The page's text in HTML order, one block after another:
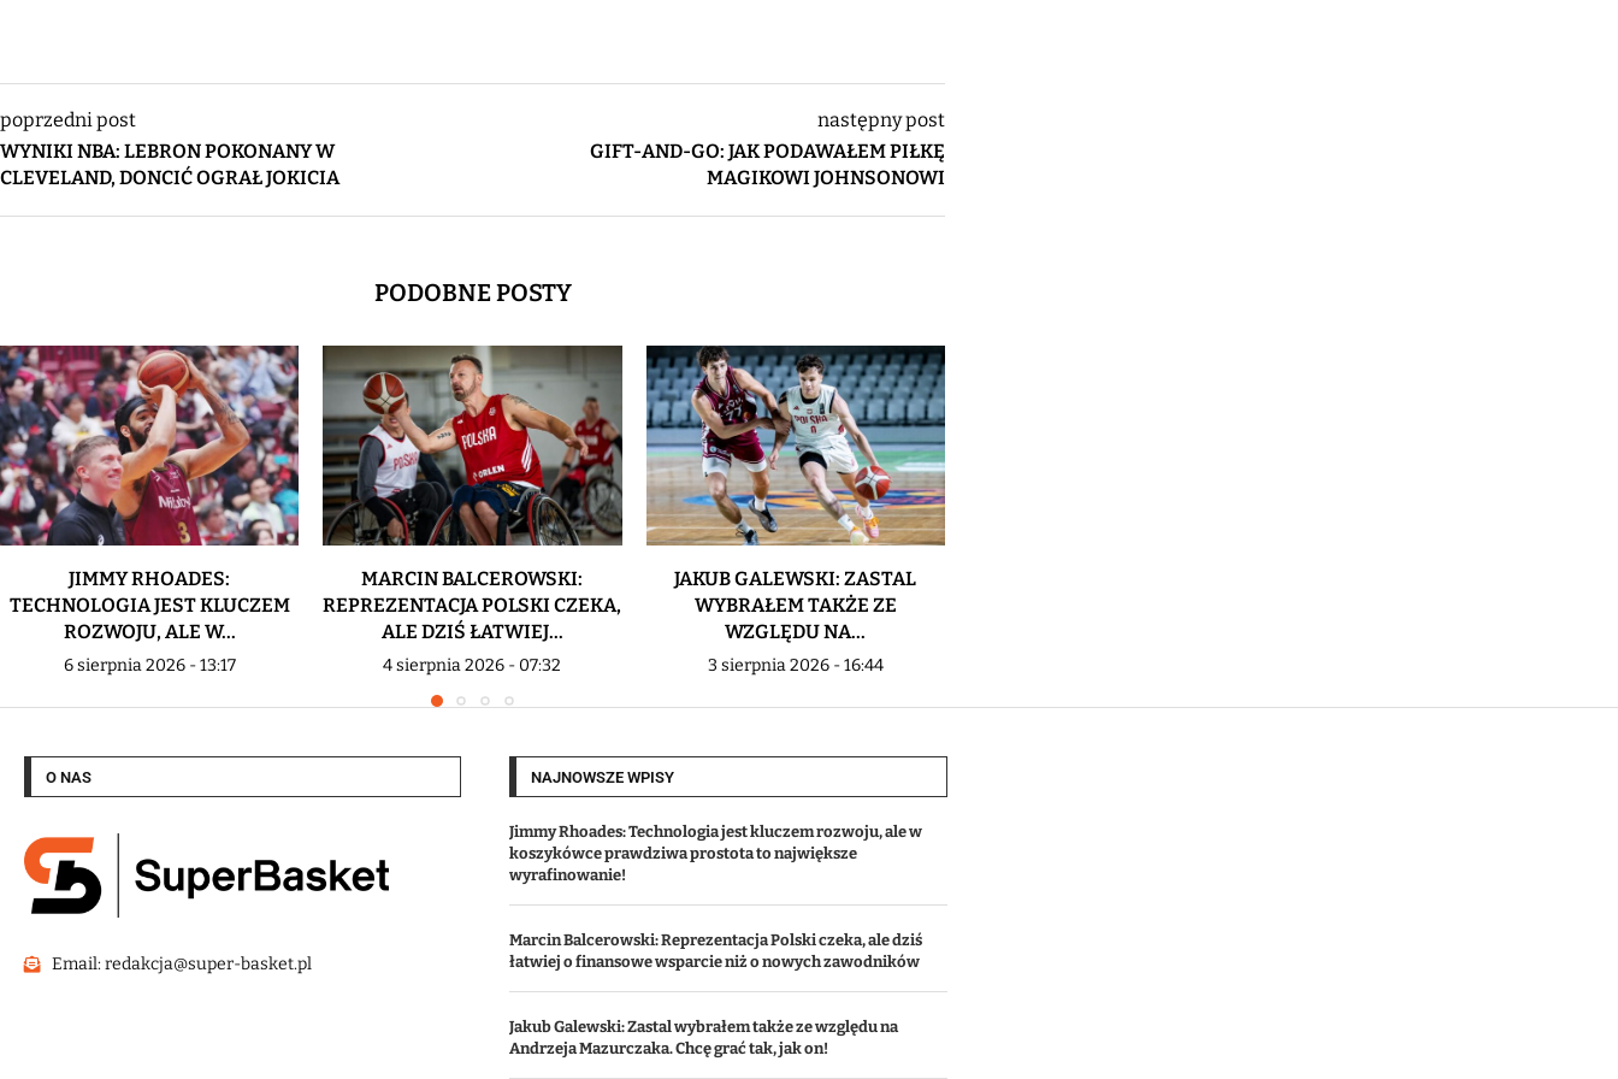
poprzedni post
WYNIKI NBA: LEBRON POKONANY W
CLEVELAND, DONCIĆ OGRAŁ JOKICIA
następny post
GIFT-AND-GO: JAK PODAWAŁEM PIŁKĘ
MAGIKOWI JOHNSONOWI
PODOBNE POSTY
JIMMY RHOADES:
TECHNOLOGIA JEST KLUCZEM
ROZWOJU, ALE W...
6 sierpnia 2026 - 13:17
MARCIN BALCEROWSKI:
REPREZENTACJA POLSKI CZEKA,
ALE DZIŚ ŁATWIEJ...
4 sierpnia 2026 - 07:32
JAKUB GALEWSKI: ZASTAL
WYBRAŁEM TAKŻE ZE
WZGLĘDU NA...
3 sierpnia 2026 - 16:44
O NAS
Email: redakcja@super-basket.pl
NAJNOWSZE WPISY
Jimmy Rhoades: Technologia jest kluczem rozwoju, ale w
koszykówce prawdziwa prostota to największe
wyrafinowanie!
Marcin Balcerowski: Reprezentacja Polski czeka, ale dziś
łatwiej o finansowe wsparcie niż o nowych zawodników
Jakub Galewski: Zastal wybrałem także ze względu na
Andrzeja Mazurczaka. Chcę grać tak, jak on!